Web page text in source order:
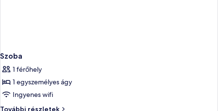
Szoba
1 férőhely
1 egyszemélyes ágy
Ingyenes wifi
További részletek
Szoba